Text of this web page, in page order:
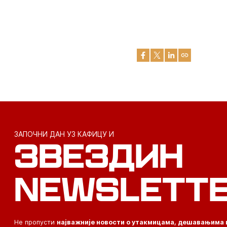
ЗАПОЧНИ ДАН УЗ КАФИЦУ И
ЗВЕЗДИН
Не пропусти најважније новости о утакмицама, дешавањима